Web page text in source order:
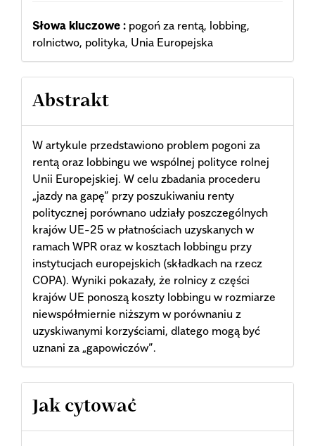
Słowa kluczowe : pogoń za rentą, lobbing,
rolnictwo, polityka, Unia Europejska
Abstrakt
W artykule przedstawiono problem pogoni za
rentą oraz lobbingu we wspólnej polityce rolnej
Unii Europejskiej. W celu zbadania procederu
„jazdy na gapę” przy poszukiwaniu renty
politycznej porównano udziały poszczególnych
krajów UE-25 w płatnościach uzyskanych w
ramach WPR oraz w kosztach lobbingu przy
instytucjach europejskich (składkach na rzecz
COPA). Wyniki pokazały, że rolnicy z części
krajów UE ponoszą koszty lobbingu w rozmiarze
niewspółmiernie niższym w porównaniu z
uzyskiwanymi korzyściami, dlatego mogą być
uznani za „gapowiczów”.
Article
Details
Jak cytować